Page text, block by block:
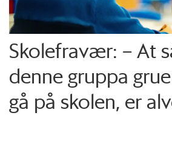
Skolefravær: – At
denne gruppa
gå på skolen, er